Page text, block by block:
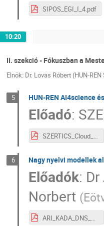
SIPOS_EGI_I_4.pdf
10:20
II. szekció - Fókuszban a
Elnök: Dr. Lovas Róbert (HUN-
5 HUN-REN AI4science
Előadó:
SZERTICS_Cloud_AI_in_science_II_1.pdf
6 Nagy nyelvi modellek
Előadók: Dr
Norbert (
ARI_KADA_DNS_szekvenalas_meta_II_2.pdf